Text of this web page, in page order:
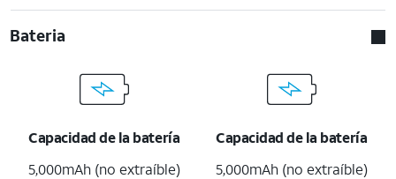
Bateria
Capacidad de la batería
5,000mAh (no extraíble)
Capacidad de la batería
5,000mAh (no extraíble)